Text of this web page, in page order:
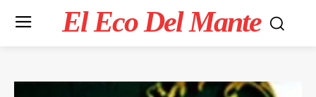
El Eco Del Mante